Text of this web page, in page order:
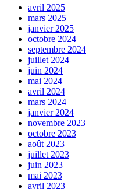
avril 2025
mars 2025
janvier 2025
octobre 2024
septembre 2024
juillet 2024
juin 2024
mai 2024
avril 2024
mars 2024
janvier 2024
novembre 2023
octobre 2023
août 2023
juillet 2023
juin 2023
mai 2023
avril 2023